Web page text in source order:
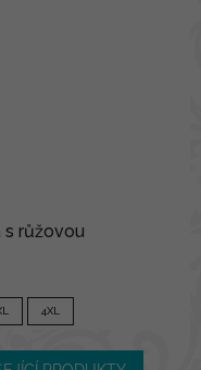
s růžovou
4XL